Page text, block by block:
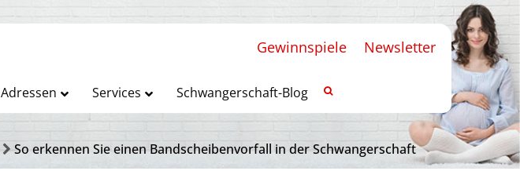
Gewinnspiele Newsletter
Adressen Services Schwangerschaft-Blog
So erkennen Sie einen Bandscheibenvorfall in der Schwangerschaft